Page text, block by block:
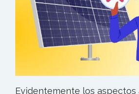
Evidentemente los